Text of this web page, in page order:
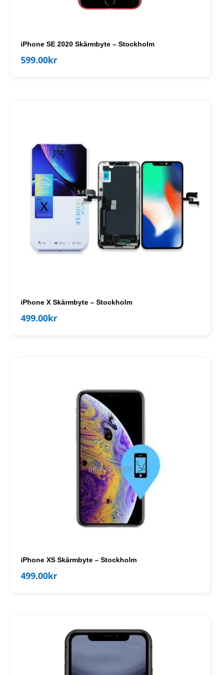
iPhone SE 2020 Skärmbyte – Stockholm
599.00kr
iPhone X Skärmbyte – Stockholm
499.00kr
iPhone XS Skärmbyte – Stockholm
499.00kr